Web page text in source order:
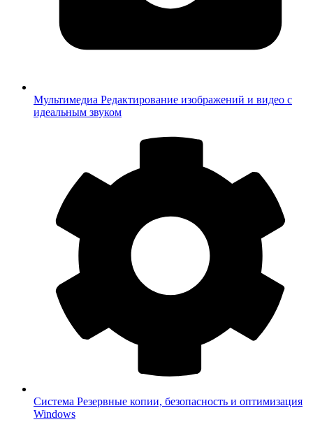
Мультимедиа Редактирование изображений и видео с
идеальным звуком
Система Резервные копии, безопасность и оптимизация
Windows